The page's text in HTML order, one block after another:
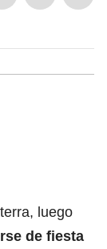
luego
de fiesta